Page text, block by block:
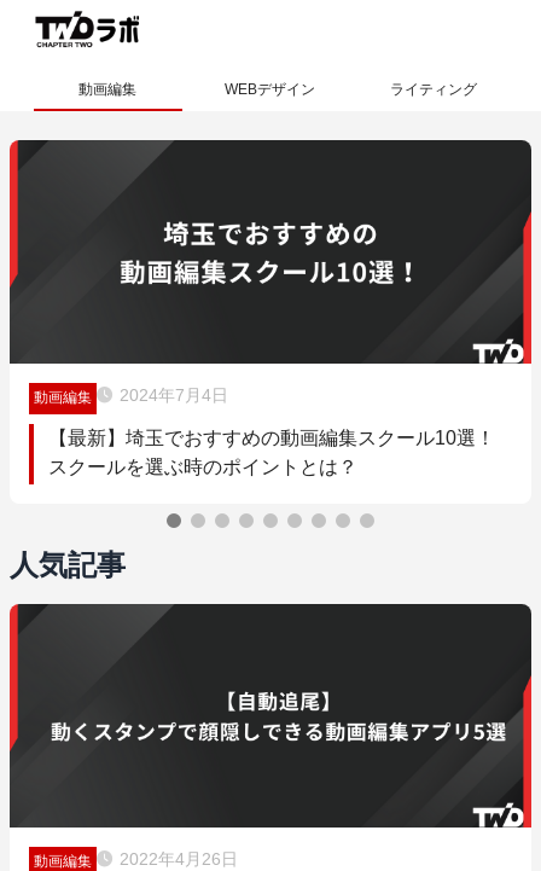
動画編集 WEBデザイン ライティング
動画編集 2024年7月4日
【最新】埼玉でおすすめの動画編集スクール10選！
スクールを選ぶ時のポイントとは？
人気記事
動画編集 2022年4月26日